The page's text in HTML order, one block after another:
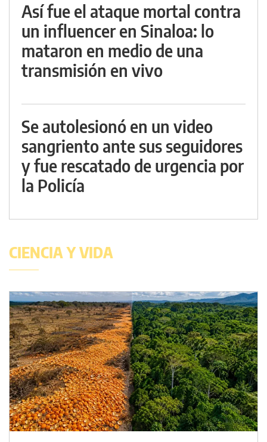
Así fue el ataque mortal contra
un influencer en Sinaloa: lo
mataron en medio de una
transmisión en vivo
Se autolesionó en un video
sangriento ante sus seguidores
y fue rescatado de urgencia por
la Policía
CIENCIA Y VIDA